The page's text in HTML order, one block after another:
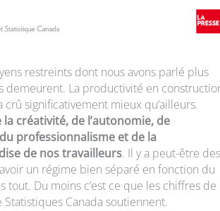
restreints dont nous avons parlé plus
demeurent. La productivité en
crû significativement mieux qu’ailleurs.
la créativité, de l’autonomie, de
professionnalisme et de la
de nos travailleurs. Il y a peut-être des
un régime bien séparé en fonction du
tout. Du moins c’est ce que les chiffres de
Statistiques Canada soutiennent.